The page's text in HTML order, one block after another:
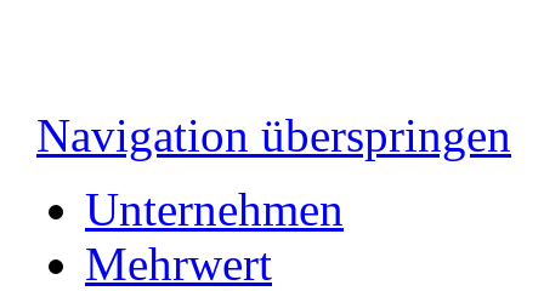
Navigation überspringen
Unternehmen
Mehrwert